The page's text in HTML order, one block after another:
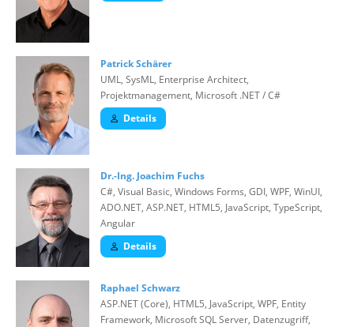
Patrick Schärer
UML, SysML, Enterprise Architect,
Projektmanagement, Microsoft .NET / C#
Details
Dr.-Ing. Joachim Fuchs
C#, Visual Basic, Windows Forms, GDI, WPF, WinUI,
ADO.NET, ASP.NET, HTML5, JavaScript, TypeScript,
Angular
Details
Raphael Schwarz
ASP.NET (Core), HTML5, JavaScript, WPF, Entity
Framework, Microsoft SQL Server, Datenzugriff,